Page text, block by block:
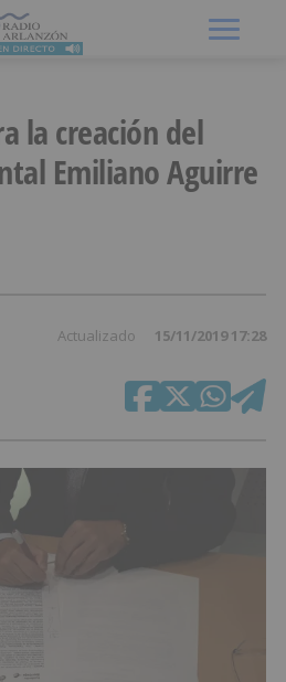
la creación del
Emiliano Aguirre
Actualizado 15/11/2019 17:28